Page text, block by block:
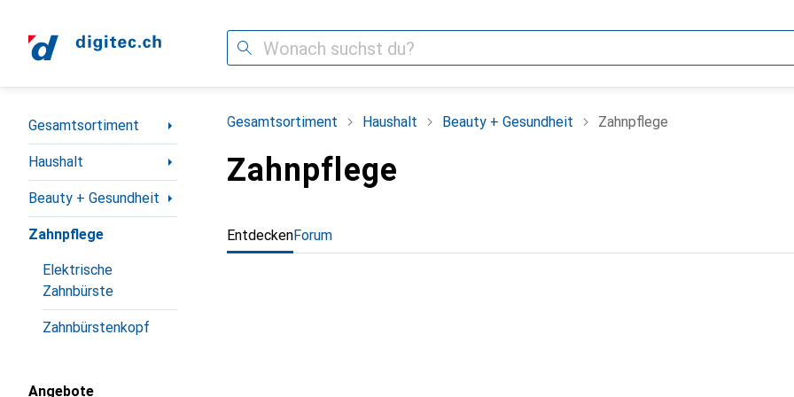
Suche
Navigation nach Kategorien
Gesamtsortiment
Haushalt
Beauty + Gesundheit
Zahnpflege
Elektrische
Zahnbürste
Zahnbürstenkopf
Angebote
Gesamtsortiment Haushalt Beauty + Gesundheit Zahnpflege
Zahnpflege
EntdeckenForum